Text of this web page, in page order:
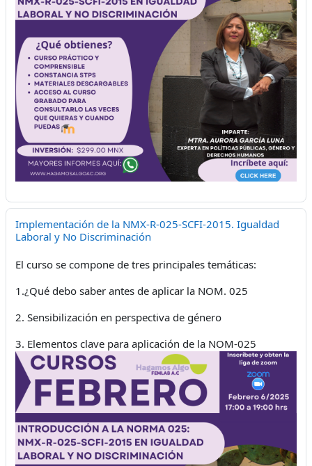
Implementación de la NMX-R-025-SCFI-2015. Igualdad
Laboral y No Discriminación
El curso se compone de tres principales temáticas:
1.¿Qué debo saber antes de aplicar la NOM. 025
2. Sensibilización en perspectiva de género
3. Elementos clave para aplicación de la NOM-025